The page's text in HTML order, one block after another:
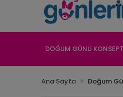
DOĞUM GÜNÜ
Ana Sayfa Doğum